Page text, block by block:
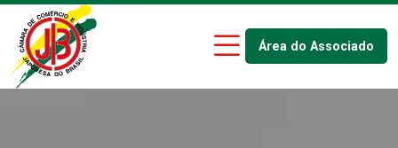
Área do Associado